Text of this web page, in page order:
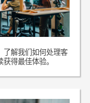
了解我们如何处理客
得最佳体验。